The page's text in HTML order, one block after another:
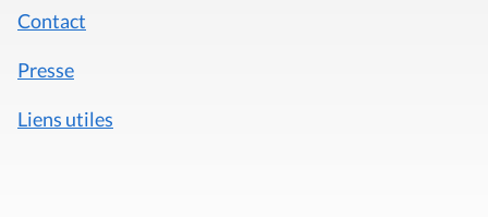
Contact
Presse
Liens utiles